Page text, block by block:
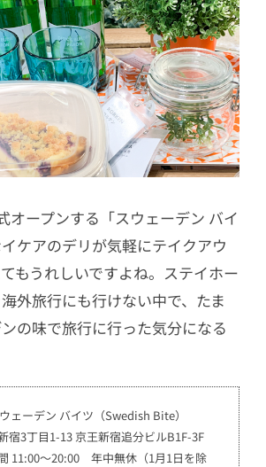
オープンする「スウェーデン バイ
ケアのデリが気軽にテイクアウ
もうれしいですよね。ステイホー
外旅行にも行けない中で、たま
の味で旅行に行った気分になる
ェーデン バイツ（Swedish Bite）
宿3丁目1-13 京王新宿追分ビルB1F-3F
11:00～20:00 年中無休（1月1日を除